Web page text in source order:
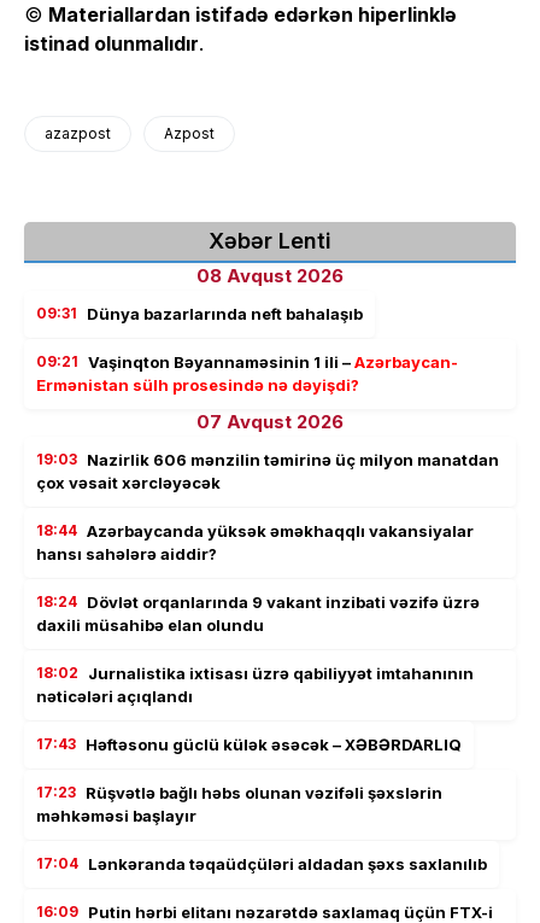
© Materiallardan istifadə edərkən hiperlinklə
istinad olunmalıdır.
azazpost Azpost
Xəbər Lenti
08 Avqust 2026
09:31 Dünya bazarlarında neft bahalaşıb
09:21 Vaşinqton Bəyannaməsinin 1 ili –Azərbaycan-
Ermənistan sülh prosesində nə dəyişdi?
07 Avqust 2026
19:03 Nazirlik 606 mənzilin təmirinə üç milyon manatdan
çox vəsait xərcləyəcək
18:44 Azərbaycanda yüksək əməkhaqqlı vakansiyalar
hansı sahələrə aiddir?
18:24 Dövlət orqanlarında 9 vakant inzibati vəzifə üzrə
daxili müsahibə elan olundu
18:02
Jurnalistika ixtisası üzrə qabiliyyət imtahanının
nəticələri açıqlandı
17:43 Həftəsonu güclü külək əsəcək – XƏBƏRDARLIQ
17:23 Rüşvətlə bağlı həbs olunan vəzifəli şəxslərin
məhkəməsi başlayır
17:04 Lənkəranda təqaüdçüləri aldadan şəxs saxlanılıb
16:09 Putin hərbi elitanı nəzarətdə saxlamaq üçün FTX-i